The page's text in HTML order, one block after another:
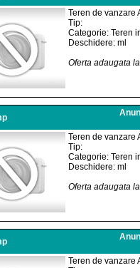
Teren de vanzare
Tip:
Categorie: Teren
Deschidere: ml
Oferta adaugata
Teren de vanzare
Tip:
Categorie: Teren
Deschidere: ml
Oferta adaugata
Teren de vanzare